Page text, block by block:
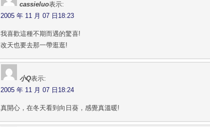
cassieluo表示:
2005 年 11 月 07 日18:23
我喜歡這種不期而遇的驚喜!
改天也要去那一帶逛逛!
小Q表示:
2005 年 11 月 07 日18:24
真開心，在冬天看到向日葵，感覺真溫暖!